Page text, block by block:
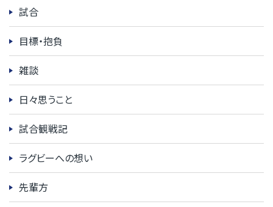
試合
目標・抱負
雑談
日々思うこと
試合観戦記
ラグビーへの想い
先輩方